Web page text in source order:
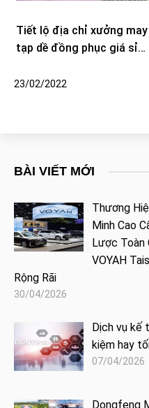
Tiết lộ địa chỉ xưởng may
tạp dề đồng phục giá sỉ…
23/02/2022
BÀI VIẾT MỚI
Thương
Minh Cao
Lược Toàn
VOYAH
Rộng Rãi
30/04/2026
Dịch vụ
kiệm hay
07/04/2026
Dongfeng